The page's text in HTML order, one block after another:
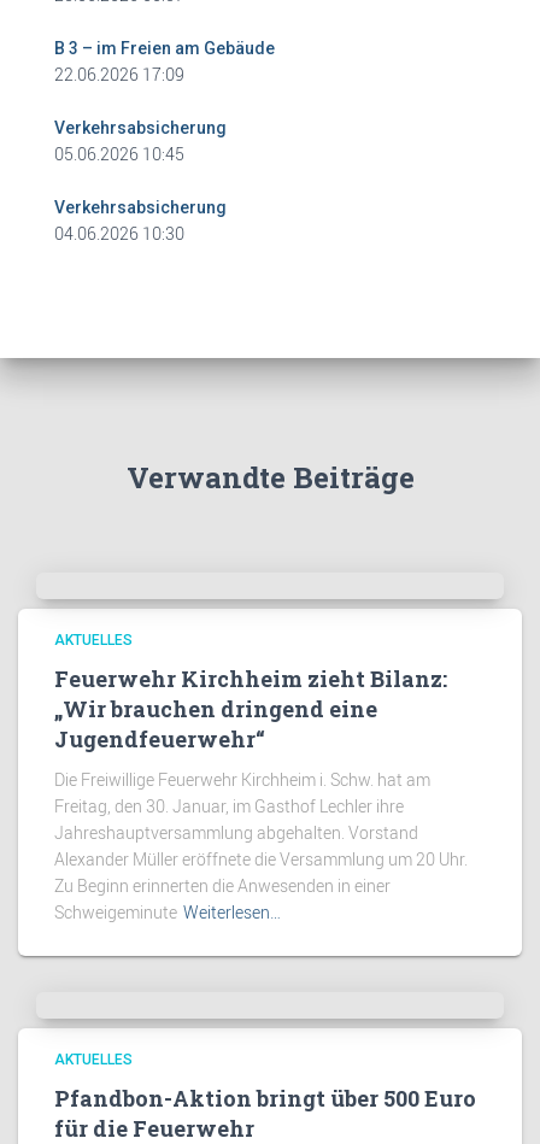
B 3 – im Freien am Gebäude
22.06.2026 17:09
Verkehrsabsicherung
05.06.2026 10:45
Verkehrsabsicherung
04.06.2026 10:30
Verwandte Beiträge
AKTUELLES
Feuerwehr Kirchheim zieht Bilanz:
„Wir brauchen dringend eine
Jugendfeuerwehr“
Die Freiwillige Feuerwehr Kirchheim i. Schw. hat am
Freitag, den 30. Januar, im Gasthof Lechler ihre
Jahreshauptversammlung abgehalten. Vorstand
Alexander Müller eröffnete die Versammlung um 20 Uhr.
Zu Beginn erinnerten die Anwesenden in einer
Schweigeminute Weiterlesen…
AKTUELLES
Pfandbon-Aktion bringt über 500 Euro
für die Feuerwehr